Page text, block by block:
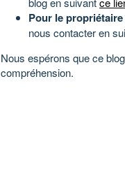
Pour le propriétaire
nous contacter en
Nous espérons que ce
compréhension.